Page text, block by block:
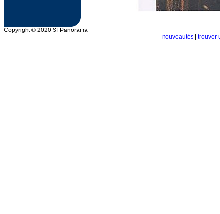
Copyright © 2020 SFPanorama
nouveautés |trouver